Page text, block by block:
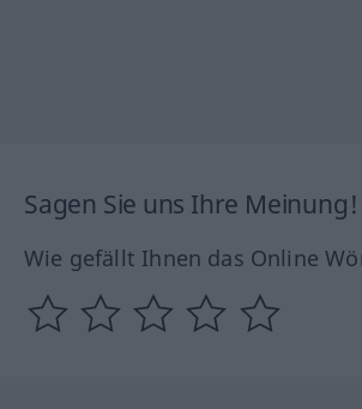
Sagen Sie uns Ihre Meinung!
Wie gefällt Ihnen das Online